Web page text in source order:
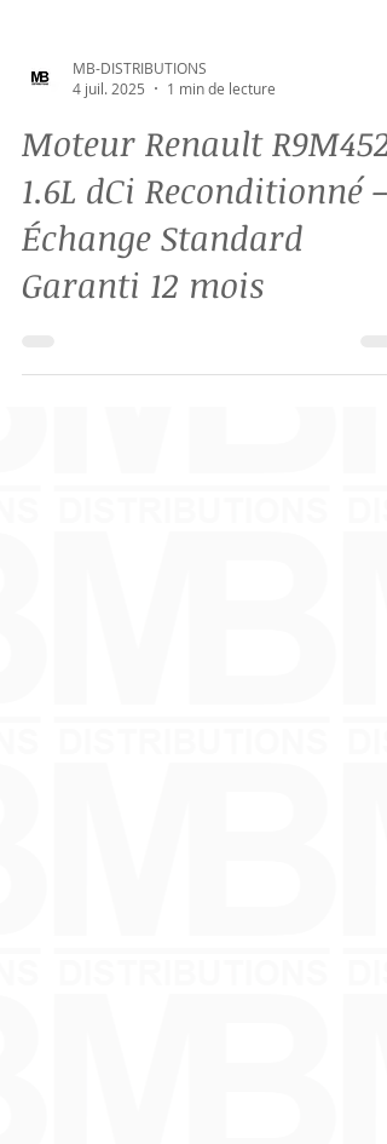
4 juil. 2025
1 min de lecture
Moteur Renault R9M452
1.6L dCi Reconditionné –
Échange Standard